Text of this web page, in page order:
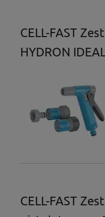
CELL-FAST
HYDRON
CELL-FAST